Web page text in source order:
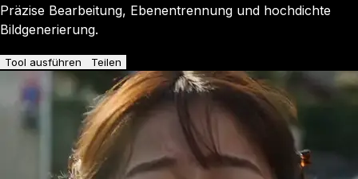
Präzise Bearbeitung, Ebenentrennung und hochdichte
Bildgenerierung.
Tool ausführen Teilen